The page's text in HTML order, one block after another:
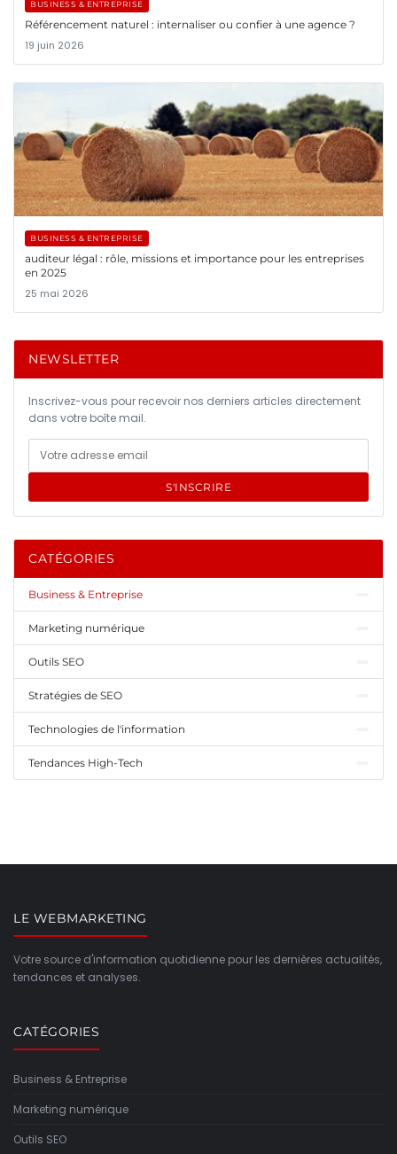
BUSINESS & ENTREPRISE
Référencement naturel : internaliser ou confier à une agence ?
19 juin 2026
BUSINESS & ENTREPRISE
auditeur légal : rôle, missions et importance pour les entreprises
en 2025
25 mai 2026
NEWSLETTER
Inscrivez-vous pour recevoir nos derniers articles directement
dans votre boîte mail.
S'INSCRIRE
CATÉGORIES
Business & Entreprise
Marketing numérique
Outils SEO
Stratégies de SEO
Technologies de l'information
Tendances High-Tech
LE WEBMARKETING
Votre source d'information quotidienne pour les dernières actualités,
tendances et analyses.
CATÉGORIES
Business & Entreprise
Marketing numérique
Outils SEO